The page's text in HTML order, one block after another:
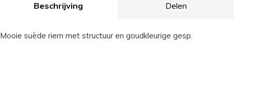
Beschrijving Delen
Mooie suède riem met structuur en goudkleurige gesp.